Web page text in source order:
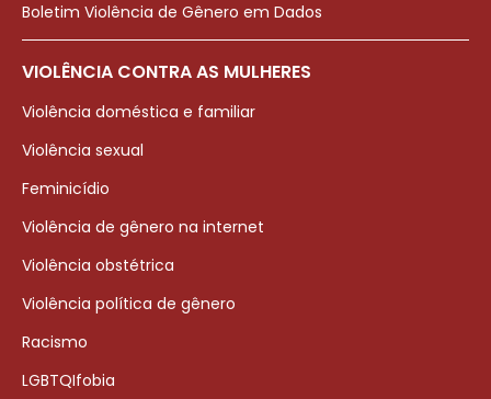
Boletim Violência de Gênero em Dados
VIOLÊNCIA CONTRA AS MULHERES
Violência doméstica e familiar
Violência sexual
Feminicídio
Violência de gênero na internet
Violência obstétrica
Violência política de gênero
Racismo
LGBTQIfobia